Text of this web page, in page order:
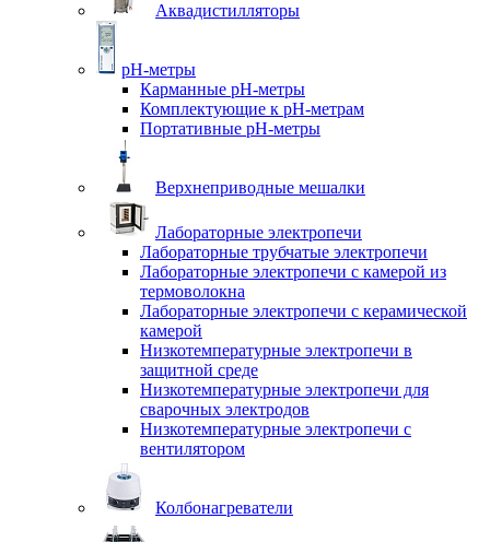
Аквадистилляторы
pH-метры
Карманные pH-метры
Комплектующие к pH-метрам
Портативные pH-метры
Верхнеприводные мешалки
Лабораторные электропечи
Лабораторные трубчатые электропечи
Лабораторные электропечи с камерой из
термоволокна
Лабораторные электропечи с керамической
камерой
Низкотемпературные электропечи в
защитной среде
Низкотемпературные электропечи для
cварочных электродов
Низкотемпературные электропечи с
вентилятором
Колбонагреватели